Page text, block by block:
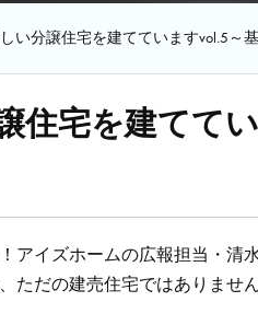
い分譲住宅を建てていますvol.5～
住宅を建てて
アイズホームの広報担当・清
ただの建売住宅ではありませ